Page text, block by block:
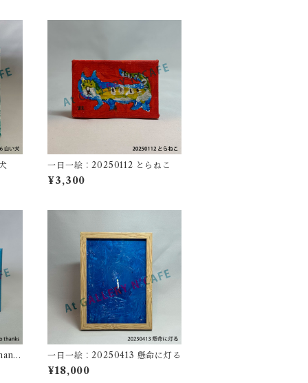
一日一絵：20250112 とらねこ
¥3,300
一日一絵：20250413 懸命に灯る
¥18,000